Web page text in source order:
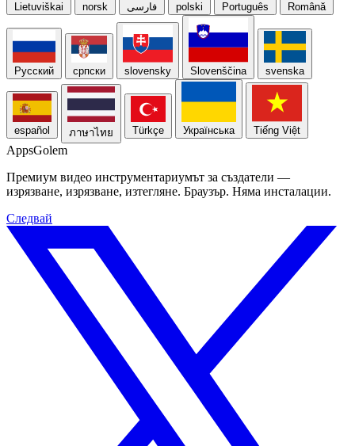
Lietuviškai norsk فارسی polski Português Română
Русский српски slovensky Slovenščina svenska
español ภาษาไทย Türkçe Українська Tiếng Việt
AppsGolem
Премиум видео инструментариумът за създатели —
изрязване, изрязване, изтегляне. Браузър. Няма инсталации.
Следвай